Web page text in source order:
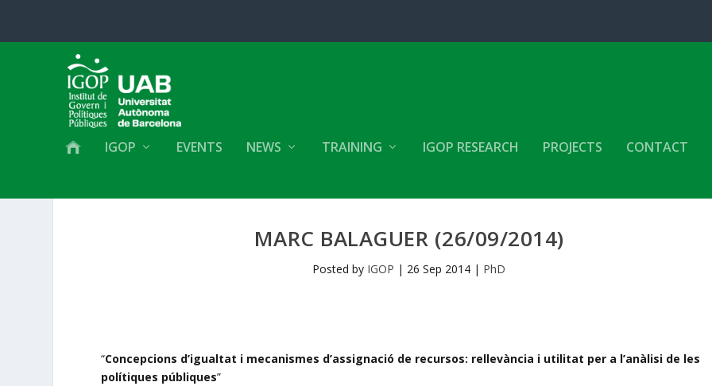
IGOP EVENTS NEWS TRAINING IGOP RESEARCH PROJECTS CONTACT
MARC BALAGUER (26/09/2014)
Posted by IGOP | 26 Sep 2014 | PhD
“Concepcions d’igualtat i mecanismes d’assignació de recursos: rellevància i utilitat per a l’anàlisi de les
polítiques públiques”